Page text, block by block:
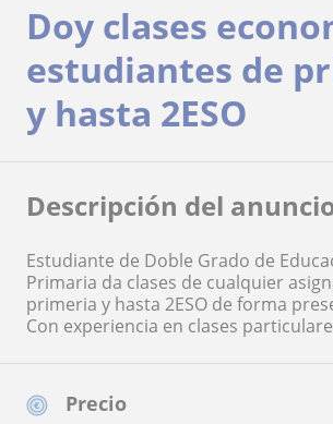
Precio
Doy clases
estudiantes de
y hasta 2ESO
Descripción del
Estudiante de Doble Grado de
Primaria da clases de cualquier
primeria y hasta 2ESO de forma
Con experiencia en clases